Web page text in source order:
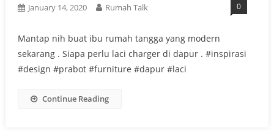
January 14, 2020 Rumah Talk 0
Mantap nih buat ibu rumah tangga yang modern
sekarang . Siapa perlu laci charger di dapur . #inspirasi
#design #prabot #furniture #dapur #laci
Continue Reading